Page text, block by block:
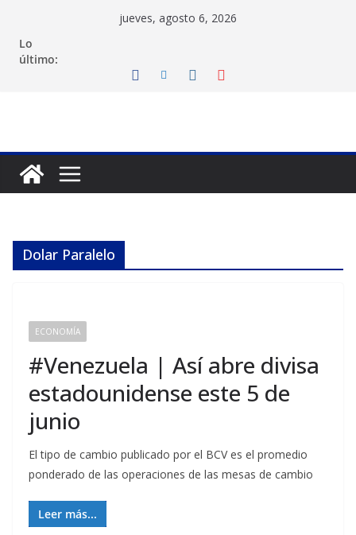
contenido
jueves, agosto 6, 2026
Lo
último:
Dolar Paralelo
ECONOMÍA
#Venezuela | Así abre divisa
estadounidense este 5 de
junio
El tipo de cambio publicado por el BCV es el promedio
ponderado de las operaciones de las mesas de cambio
Leer más...